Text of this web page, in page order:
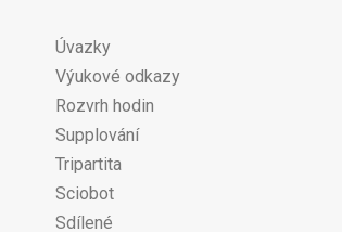
Úvazky
Výukové odkazy
Rozvrh hodin
Supplování
Tripartita
Sciobot
Sdílené